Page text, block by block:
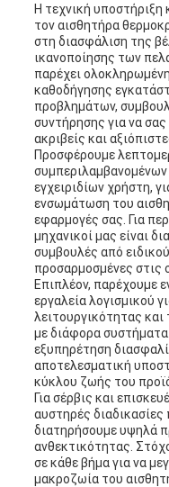
Η τεχνική υποστήριξη
τον αισθητήρα
στη διασφάλιση της
ικανοποίησης των
παρέχει
καθοδήγησης
προβλημάτων,
συντήρησης για να
ακριβείς και
Προσφέρουμε
εγχειριδίων χρήστη,
ενσωμάτωση του
εφαρμογές σας. Για
μηχανικοί μας είναι
συμβουλές από
προσαρμοσμένες στις
Επιπλέον, παρέχουμε
εργαλεία λογισμικού
λειτουργικότητας
με διάφορα
εξυπηρέτηση
αποτελεσματική
κύκλου ζωής του
Για σέρβις και
αυστηρές διαδικασίες
διατηρήσουμε υψηλά
ανθεκτικότητας.
σε κάθε βήμα για να
μακροζωία του